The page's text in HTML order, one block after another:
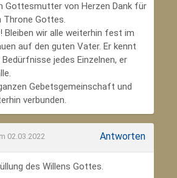
Gottesmutter von Herzen Dank für
Throne Gottes.
Bleiben wir alle weiterhin fest im
auf den guten Vater. Er kennt
jedes Einzelnen, er
Gebetsgemeinschaft und
verbunden.
02.03.2022 Antworten
des Willens Gottes.